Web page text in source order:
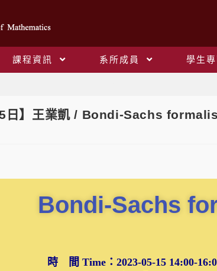
課程資訊 系所成員 學生專
日】王業凱 / Bondi-Sachs
Bondi-Sachs
時 間 Time：2023-05-15 14:00-